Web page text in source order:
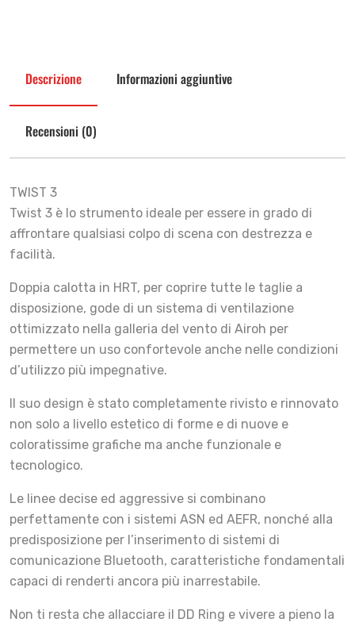
Descrizione Informazioni aggiuntive
Recensioni (0)
TWIST 3
Twist 3 è lo strumento ideale per essere in grado di
affrontare qualsiasi colpo di scena con destrezza e
facilità.
Doppia calotta in HRT, per coprire tutte le taglie a
disposizione, gode di un sistema di ventilazione
ottimizzato nella galleria del vento di Airoh per
permettere un uso confortevole anche nelle condizioni
d’utilizzo più impegnative.
Il suo design è stato completamente rivisto e rinnovato
non solo a livello estetico di forme e di nuove e
coloratissime grafiche ma anche funzionale e
tecnologico.
Le linee decise ed aggressive si combinano
perfettamente con i sistemi ASN ed AEFR, nonché alla
predisposizione per l’inserimento di sistemi di
comunicazione Bluetooth, caratteristiche fondamentali
capaci di renderti ancora più inarrestabile.
Non ti resta che allacciare il DD Ring e vivere a pieno la